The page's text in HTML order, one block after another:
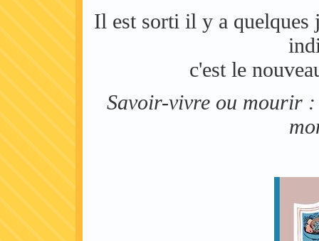
Il est sorti il y a quelques
c'est le
Savoir-vivre ou mourir :